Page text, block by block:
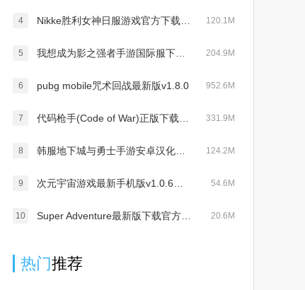
4 120.1M
5 204.9M
6 pubg mobile咒术回战最新版v1.8.0 952.6M
7 331.9M
8 124.2M
9 54.6M
10 20.6M
热门推荐